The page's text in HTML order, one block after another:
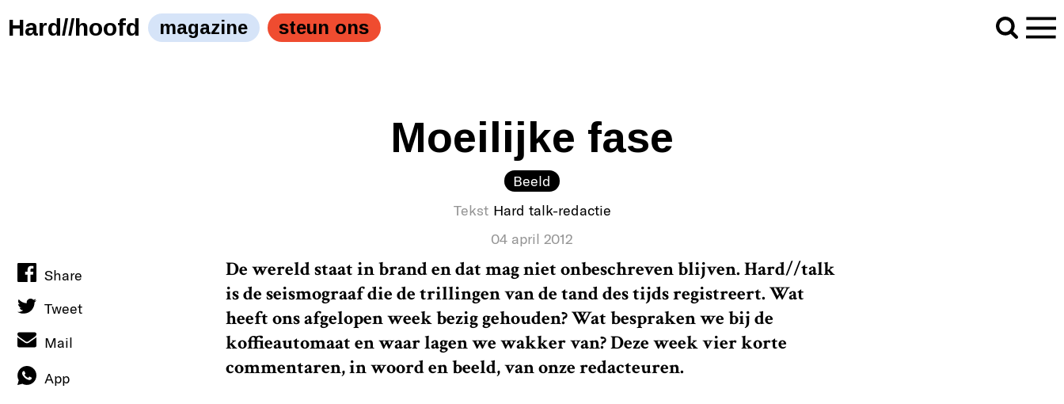
Hard//hoofd magazine steun ons
Moeilijke fase
Beeld
Tekst Hard talk-redactie
04 april 2012
De wereld staat in brand en dat mag niet onbeschreven blijven.Hard//talk
is de seismograaf die de trillingen van de tand des tijds registreert. Wat
heeft ons afgelopen week bezig gehouden? Wat bespraken we bij de
koffieautomaat en waar lagen we wakker van? Deze week vier korte
commentaren, in woord en beeld, van onze redacteuren.
Share
Tweet
Mail
App